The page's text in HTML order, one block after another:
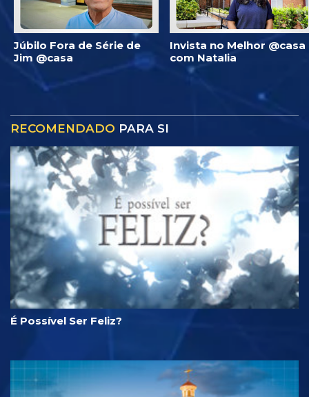
Júbilo Fora de Série de
Jim @casa
Invista no Melhor @casa
com Natalia
RECOMENDADO PARA SI
É Possível Ser Feliz?